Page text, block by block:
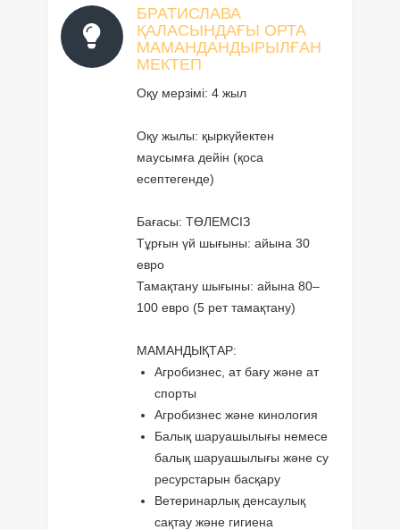
БРАТИСЛАВА
ҚАЛАСЫНДАҒЫ ОРТА
МАМАНДАНДЫРЫЛҒАН
МЕКТЕП
Оқу мерзімі: 4 жыл
Оқу жылы: қыркүйектен
маусымға дейін (қоса
есептегенде)
Бағасы: ТӨЛЕМСІЗ
Тұрғын үй шығыны: айына 30
евро
Тамақтану шығыны: айына 80–
100 евро (5 рет тамақтану)
МАМАНДЫҚТАР:
Агробизнес, ат бағу және ат
спорты
Агробизнес және кинология
Балық шаруашылығы немесе
балық шаруашылығы және су
ресурстарын басқару
Ветеринарлық денсаулық
сақтау және гигиена